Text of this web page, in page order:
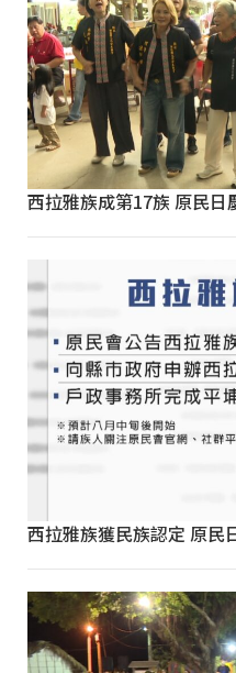
西拉雅族成第17族 原民日
西拉雅族獲民族認定 原民